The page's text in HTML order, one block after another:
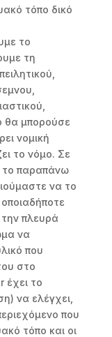
τόπο δικό
το
τη
θα μπορούσε
νομική
το νόμο. Σε
το παραπάνω
να το
πλευρά
να
που
στο
έχει το
να ελέγχει,
που
τόπο και οι